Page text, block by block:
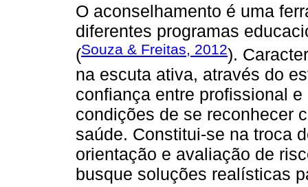
O aconselhamento é uma
diferentes programas
(Souza & Freitas, 2012).
na escuta ativa, através do
confiança entre profissional
condições de se reconhecer
saúde. Constitui-se na troca
orientação e avaliação de
busque soluções realísticas